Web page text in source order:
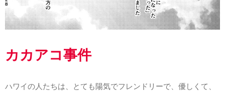
カカアコ事件
ハワイの人たちは、とても陽気でフレンドリーで、優しくて、